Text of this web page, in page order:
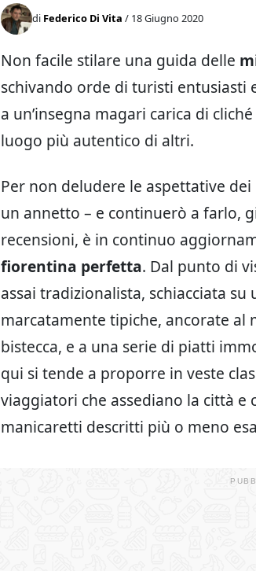
di Federico Di Vita / 18 Giugno 2020
Non facile stilare una guida delle
schivando orde di turisti entusiasti
a un’insegna magari carica di
luogo più autentico di altri.
Per non deludere le aspettative
un annetto – e continuerò a farlo,
recensioni, è in continuo
fiorentina perfetta. Dal punto di
assai tradizionalista, schiacciata
marcatamente tipiche, ancorate
bistecca, e a una serie di piatti
qui si tende a proporre in veste
viaggiatori che assediano la città e
manicaretti descritti più o meno